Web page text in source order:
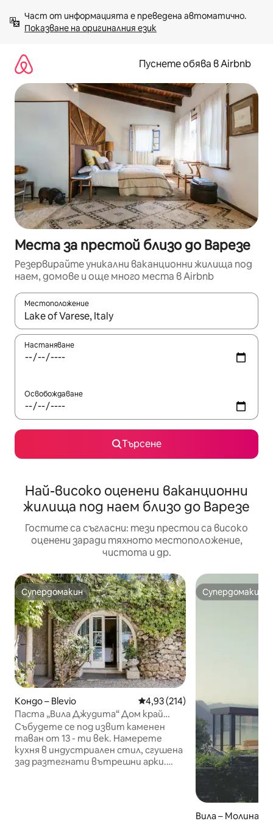
към
съдържанието
Показване на оригиналния език
Пуснете обява в Airbnb
Места за престой близо до Варезе
Резервирайте уникални ваканционни жилища под
наем, домове и още много места в Airbnb
Местоположение
Когато резултатите се покажат, използвайте
Настаняване
Освобождаване
Търсене
Най-високо оценени ваканционни
жилища под наем близо до Варезе
Гостите са съгласни: тези престои са високо
оценени заради тяхното местоположение,
чистота и др.
Супердомакин
Супердомакин
Кондо – Blevio Средна оценка: 4,93 от 5,
4,93 (214)
Паста „Вила Джудита“ Дом край
езеро
Събудете се под извит каменен
таван от 13 - ти век. Намерете
кухня в индустриален стил, сгушена
зад разтегнати вътрешни арки.
Супердомакин
Супердомакин
Вила – Молина